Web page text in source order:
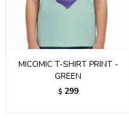
MICOMIC T-SHIRT PRINT -
GREEN
$ 299